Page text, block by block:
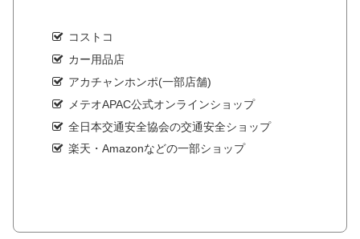
コストコ
カー用品店
アカチャンホンポ(一部店舗)
メテオAPAC公式オンラインショップ
全日本交通安全協会の交通安全ショップ
楽天・Amazonなどの一部ショップ